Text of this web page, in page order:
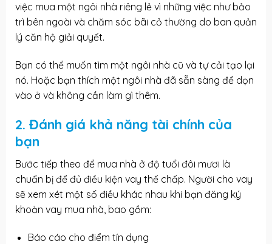
việc mua một ngôi nhà riêng lẻ vì những việc như bảo
trì bên ngoài và chăm sóc bãi cỏ thường do ban quản
lý căn hộ giải quyết.
Bạn có thể muốn tìm một ngôi nhà cũ và tự cải tạo lại
nó. Hoặc bạn thích một ngôi nhà đã sẵn sàng để dọn
vào ở và không cần làm gì thêm.
2. Đánh giá khả năng tài chính của
bạn
Bước tiếp theo để mua nhà ở độ tuổi đôi mươi là
chuẩn bị để đủ điều kiện vay thế chấp. Người cho vay
sẽ xem xét một số điều khác nhau khi bạn đăng ký
khoản vay mua nhà, bao gồm:
Báo cáo cho điểm tín dụng